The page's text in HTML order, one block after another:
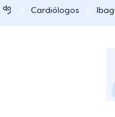
Cardiólogos